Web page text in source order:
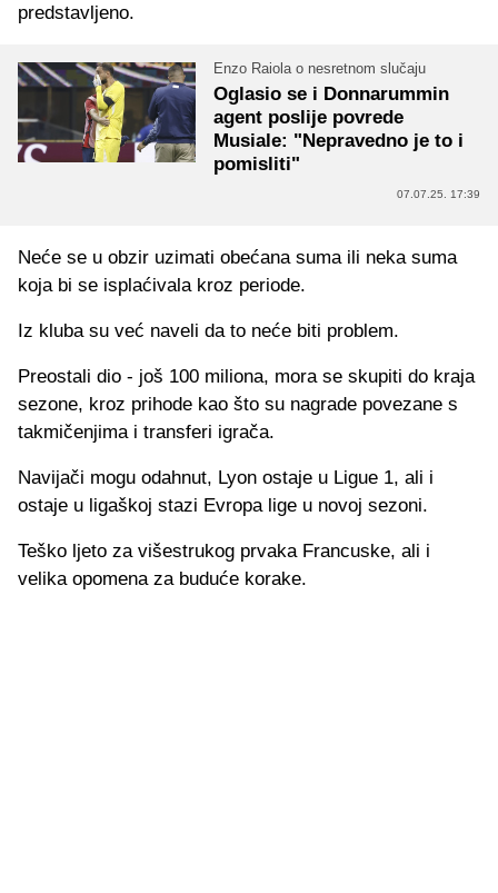
predstavljeno.
Enzo Raiola o nesretnom slučaju
Oglasio se i Donnarummin
agent poslije povrede
Musiale: "Nepravedno je to i
pomisliti"
07.07.25. 17:39
Neće se u obzir uzimati obećana suma ili neka suma
koja bi se isplaćivala kroz periode.
Iz kluba su već naveli da to neće biti problem.
Preostali dio - još 100 miliona, mora se skupiti do kraja
sezone, kroz prihode kao što su nagrade povezane s
takmičenjima i transferi igrača.
Navijači mogu odahnut, Lyon ostaje u Ligue 1, ali i
ostaje u ligaškoj stazi Evropa lige u novoj sezoni.
Teško ljeto za višestrukog prvaka Francuske, ali i
velika opomena za buduće korake.